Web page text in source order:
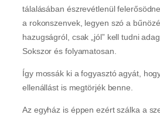
tálalásában észrevétlenül
a rokonszenvek, legyen szó a
hazugságról, csak „jól” kell tudni
Sokszor és folyamatosan.
Így mossák ki a fogyasztó agyát,
ellenállást is megtörjék benne.
Az egyház is éppen ezért szálka a